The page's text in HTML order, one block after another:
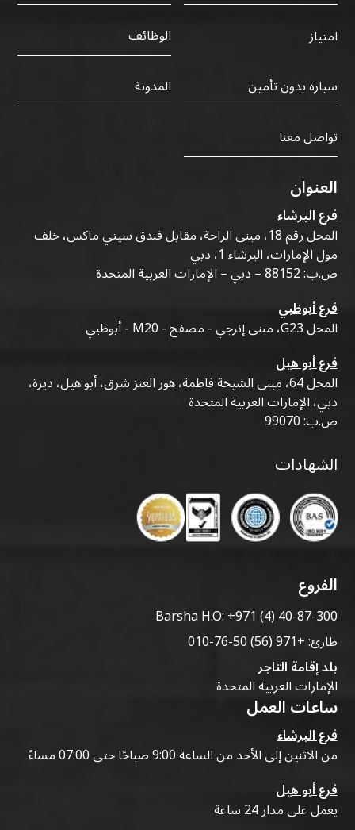
امتياز
الوظائف
سيارة بدون تأمين
المدونة
تواصل معنا
العنوان
فرع البرشاء
المحل رقم 18، مبنى الراحة، مقابل فندق سيتي ماكس، خلف
مول الإمارات، البرشاء 1، دبي
ص.ب: 88152 – دبي – الإمارات العربية المتحدة
فرع أبوظبي
المحل G23، مبنى إنرجي - مصفح - M20 - أبوظبي
فرع أبو هيل
المحل 64، مبنى الشيخة فاطمة، هور العنز شرق، أبو هيل، ديرة،
دبي، الإمارات العربية المتحدة
ص.ب: 99070
الشهادات
الفروع
Barsha H.O:+971 (4) 40-87-300
طارئ:+971 (56) 50-76-010
بلد إقامة التاجر
الإمارات العربية المتحدة
ساعات العمل
فرع البرشاء
من الاثنين إلى الأحد من الساعة 9:00 صباحًا حتى 07:00 مساءً
فرع أبو هيل
يعمل على مدار 24 ساعة